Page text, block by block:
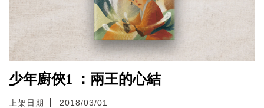
少年廚俠1 ：兩王的心結
上架日期 2018/03/01